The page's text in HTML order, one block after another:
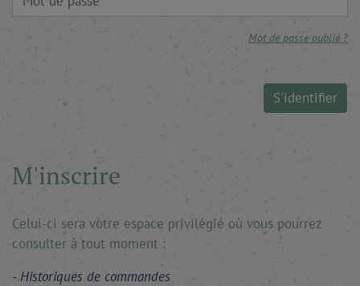
Mot de passe oublié ?
S'identifier
M'inscrire
Celui-ci sera votre espace privilégié où vous pourrez
consulter à tout moment :
Historiques de commandes